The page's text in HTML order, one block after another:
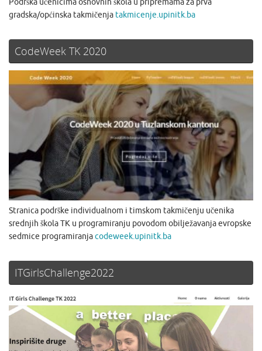
Podrška učenicima osnovnih škola u pripremama za prva
gradska/općinska takmičenja takmicenje.upinitk.ba
CodeWeek TK 2020
Stranica podrške individualnom i timskom takmičenju učenika
srednjih škola TK u programiranju povodom obilježavanja evropske
sedmice programiranjacodeweek.upinitk.ba
ITGirlsChallenge2022